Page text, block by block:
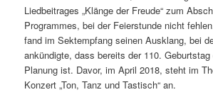
Liedbeitrages „Klänge der Freude“ zum
Programmes, bei der Feierstunde nicht
fand im Sektempfang seinen Ausklang, bei
ankündigte, dass bereits der 110.
Planung ist. Davor, im April 2018, steht im
Konzert „Ton, Tanz und Tastisch“ an.